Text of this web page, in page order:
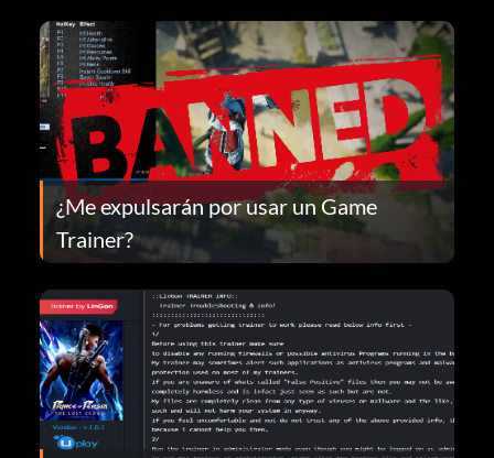
¿Me expulsarán por usar un Game
Trainer?